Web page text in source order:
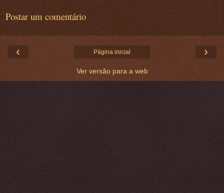
Postar um comentário
‹ ›
Página inicial
Ver versão para a web